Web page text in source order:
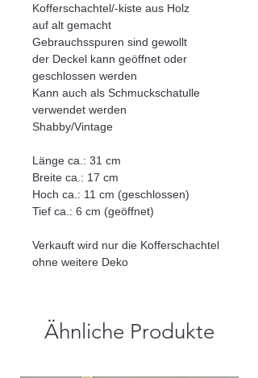
Kofferschachtel/-kiste aus Holz
auf alt gemacht
Gebrauchsspuren sind gewollt
der Deckel kann geöffnet oder
geschlossen werden
Kann auch als Schmuckschatulle
verwendet werden
Shabby/Vintage
Länge ca.: 31 cm
Breite ca.: 17 cm
Hoch ca.: 11 cm (geschlossen)
Tief ca.: 6 cm (geöffnet)
Verkauft wird nur die Kofferschachtel
ohne weitere Deko
Ähnliche Produkte